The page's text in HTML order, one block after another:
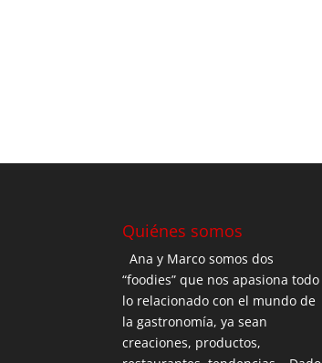
Quiénes somos
Ana y Marco somos dos
“foodies” que nos apasiona todo
lo relacionado con el mundo de
la gastronomía, ya sean
creaciones, productos,